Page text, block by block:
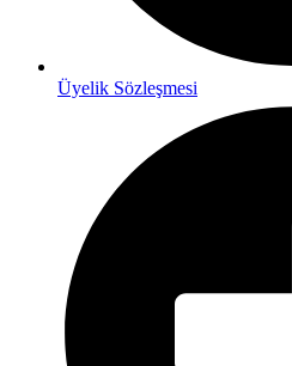
Üyelik Sözleşmesi